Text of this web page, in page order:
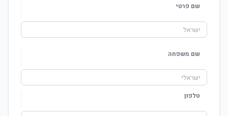
שם פרטי
שם משפחה
טלפון